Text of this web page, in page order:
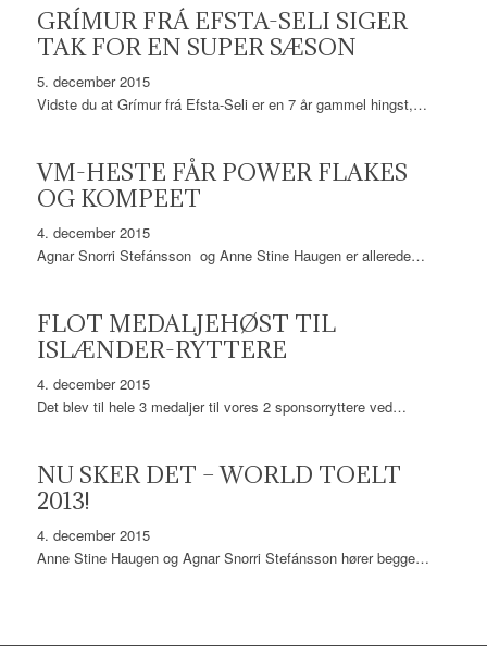
GRÍMUR FRÁ EFSTA-SELI SIGER
TAK FOR EN SUPER SÆSON
5. december 2015
Vidste du at Grímur frá Efsta-Seli er en 7 år gammel hingst,…
VM-HESTE FÅR POWER FLAKES
OG KOMPEET
4. december 2015
Agnar Snorri Stefánsson og Anne Stine Haugen er allerede…
FLOT MEDALJEHØST TIL
ISLÆNDER-RYTTERE
4. december 2015
Det blev til hele 3 medaljer til vores 2 sponsorryttere ved…
NU SKER DET – WORLD TOELT
2013!
4. december 2015
Anne Stine Haugen og Agnar Snorri Stefánsson hører begge…